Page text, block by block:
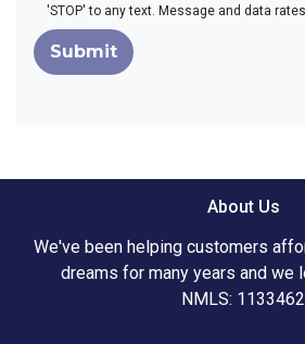
'STOP' to any text. Message and data
Submit
About Us
We've been helping customers
dreams for many years and we
NMLS: 1133462